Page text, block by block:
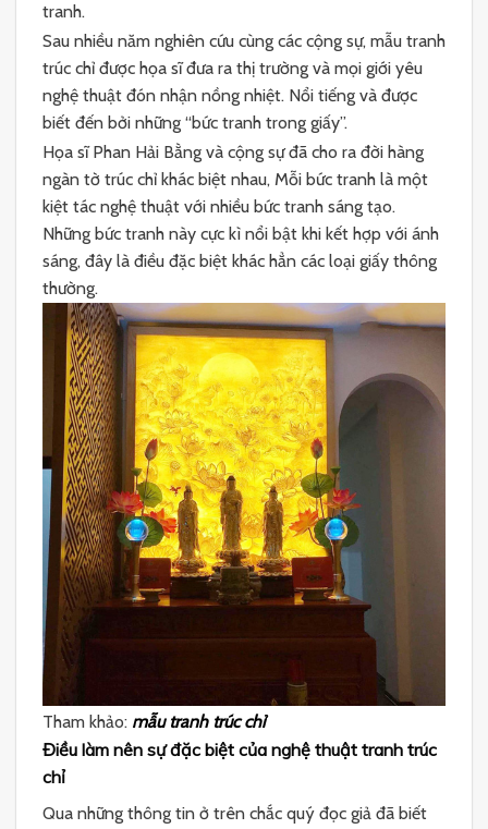
tranh.
Sau nhiều năm nghiên cứu cùng các cộng sự, mẫu tranh
trúc chỉ được họa sĩ đưa ra thị trường và mọi giới yêu
nghệ thuật đón nhận nồng nhiệt. Nổi tiếng và được
biết đến bởi những “bức tranh trong giấy”.
Họa sĩ Phan Hải Bằng và cộng sự đã cho ra đời hàng
ngàn tờ trúc chỉ khác biệt nhau, Mỗi bức tranh là một
kiệt tác nghệ thuật với nhiều bức tranh sáng tạo.
Những bức tranh này cực kì nổi bật khi kết hợp với ánh
sáng, đây là điều đặc biệt khác hẳn các loại giấy thông
thường.
Tham khảo: mẫu tranh trúc chỉ
Điều làm nên sự đặc biệt của nghệ thuật tranh trúc
chỉ
Qua những thông tin ở trên chắc quý đọc giả đã biết